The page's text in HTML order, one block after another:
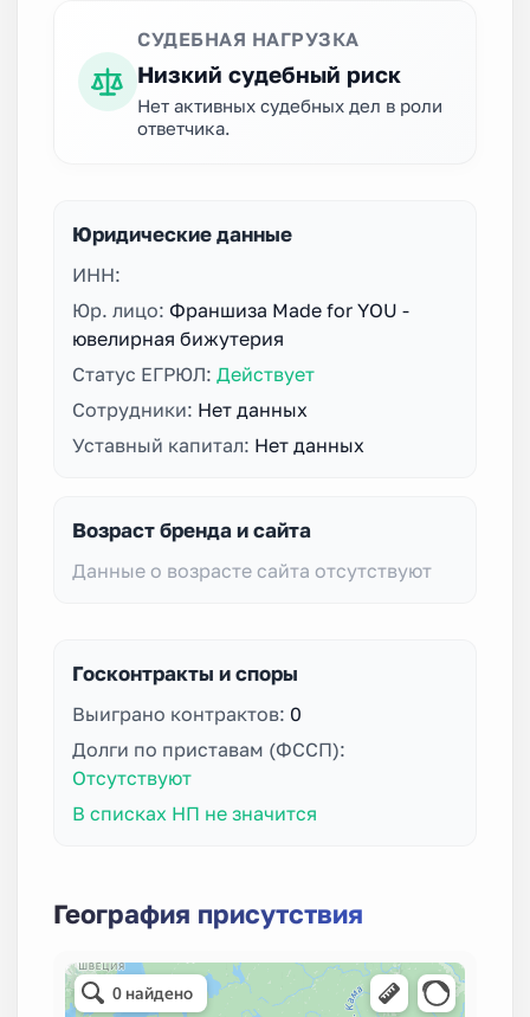
СУДЕБНАЯ НАГРУЗКА
Низкий судебный риск
Нет активных судебных дел в роли
ответчика.
Юридические данные
ИНН:
Юр. лицо: Франшиза Made for YOU -
ювелирная бижутерия
Статус ЕГРЮЛ: Действует
Сотрудники: Нет данных
Уставный капитал: Нет данных
Возраст бренда и сайта
Данные о возрасте сайта отсутствуют
Госконтракты и споры
Выиграно контрактов: 0
Долги по приставам (ФССП):
Отсутствуют
В списках НП не значится
География присутствия